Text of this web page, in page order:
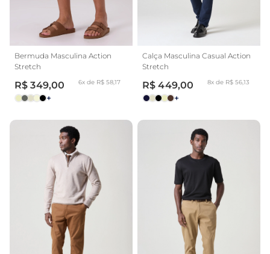
Bermuda Masculina Action
Stretch
R$ 349,00 6x de R$ 58,17
+
Calça Masculina Casual Action
Stretch
R$ 449,00 8x de R$ 56,13
+